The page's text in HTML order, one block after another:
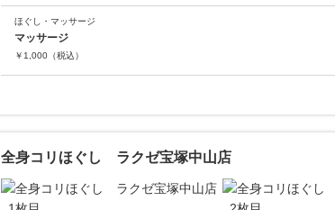
ほぐし・マッサージ
マッサージ
￥ 1,000 （税込）
全身コリほぐし ラクゼ宝塚中山店